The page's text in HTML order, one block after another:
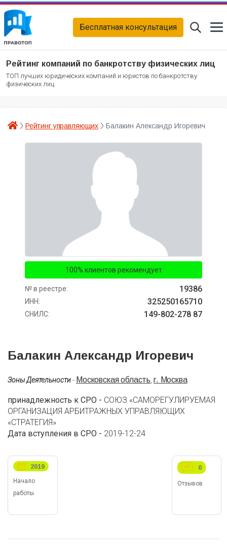
Бесплатная консультация
Рейтинг компаний по банкротству физических лиц
ТОП лучших юридических компаний и юристов по банкротству
физических лиц
Рейтинг управляющих Балакин Александр Игоревич
100% клиентов рекомендует
№ в реестре: 19386
ИНН: 325250165710
СНИЛС: 149-802-278 87
Балакин Александр Игоревич
Зоны Деятельности- Московская область,г. Москва
принадлежность к СРО - СОЮЗ «САМОРЕГУЛИРУЕМАЯ
ОРГАНИЗАЦИЯ АРБИТРАЖНЫХ УПРАВЛЯЮЩИХ
«СТРАТЕГИЯ»
Дата вступления в СРО - 2019-12-24
Начало
работы
2019
Отзывов
0